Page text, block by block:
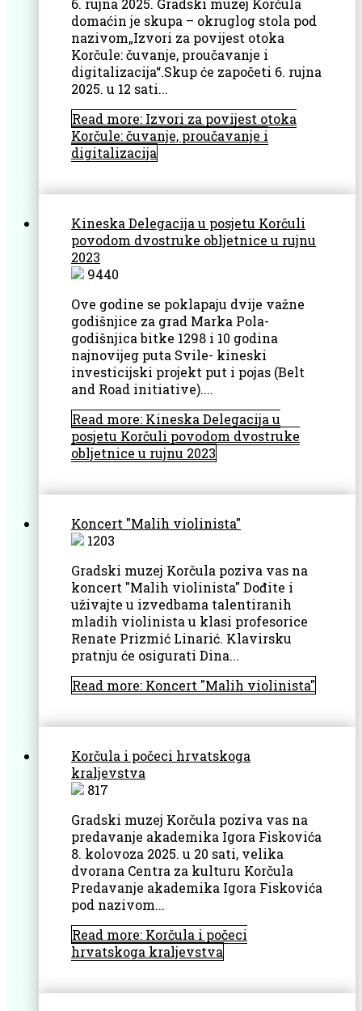
6. rujna 2025. Gradski muzej Korčula
domaćin je skupa – okruglog stola pod
nazivom„Izvori za povijest otoka
Korčule: čuvanje, proučavanje i
digitalizacija“.Skup će započeti 6. rujna
2025. u 12 sati...
Read more: Izvori za povijest otoka
Korčule: čuvanje, proučavanje i
digitalizacija
Kineska Delegacija u posjetu Korčuli
povodom dvostruke obljetnice u rujnu
2023
9440
Ove godine se poklapaju dvije važne
godišnjice za grad Marka Pola-
godišnjica bitke 1298 i 10 godina
najnovijeg puta Svile- kineski
investicijski projekt put i pojas (Belt
and Road initiative)....
Read more: Kineska Delegacija u
posjetu Korčuli povodom dvostruke
obljetnice u rujnu 2023
Koncert "Malih violinista"
1203
Gradski muzej Korčula poziva vas na
koncert "Malih violinista" Dođite i
uživajte u izvedbama talentiranih
mladih violinista u klasi profesorice
Renate Prizmić Linarić. Klavirsku
pratnju će osigurati Dina...
Read more: Koncert "Malih violinista"
Korčula i počeci hrvatskoga
kraljevstva
817
Gradski muzej Korčula poziva vas na
predavanje akademika Igora Fiskovića
8. kolovoza 2025. u 20 sati, velika
dvorana Centra za kulturu Korčula
Predavanje akademika Igora Fiskovića
pod nazivom...
Read more: Korčula i počeci
hrvatskoga kraljevstva